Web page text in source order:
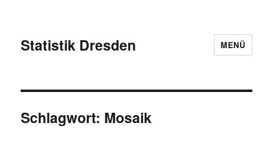
Statistik Dresden MENÜ
Schlagwort: Mosaik